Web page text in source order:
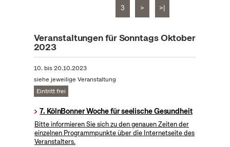
3 > >|
Veranstaltungen für Sonntags Oktober
2023
10. bis20.10.2023
siehe jeweilige Veranstaltung
Eintritt frei
7. KölnBonner Woche für seelische Gesundheit
Bitte informieren Sie sich zu den genauen Zeiten der
einzelnen Programmpunkte über die Internetseite des
Veranstalters.